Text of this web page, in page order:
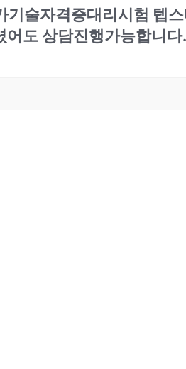
술자격증대리시험 텝스
도 상담진행가능합니다